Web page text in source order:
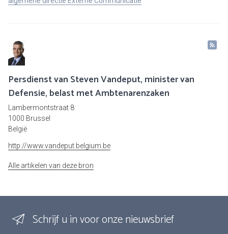
Persdienst van Steven Vandeput, minister van
Defensie, belast met Ambtenarenzaken
Lambermontstraat 8
1000 Brussel
België
http://www.vandeput.belgium.be
Alle artikelen van deze bron
Schrijf u in voor onze nieuwsbrief